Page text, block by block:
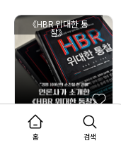
《HBR 위대한 통
찰》
홈 검색